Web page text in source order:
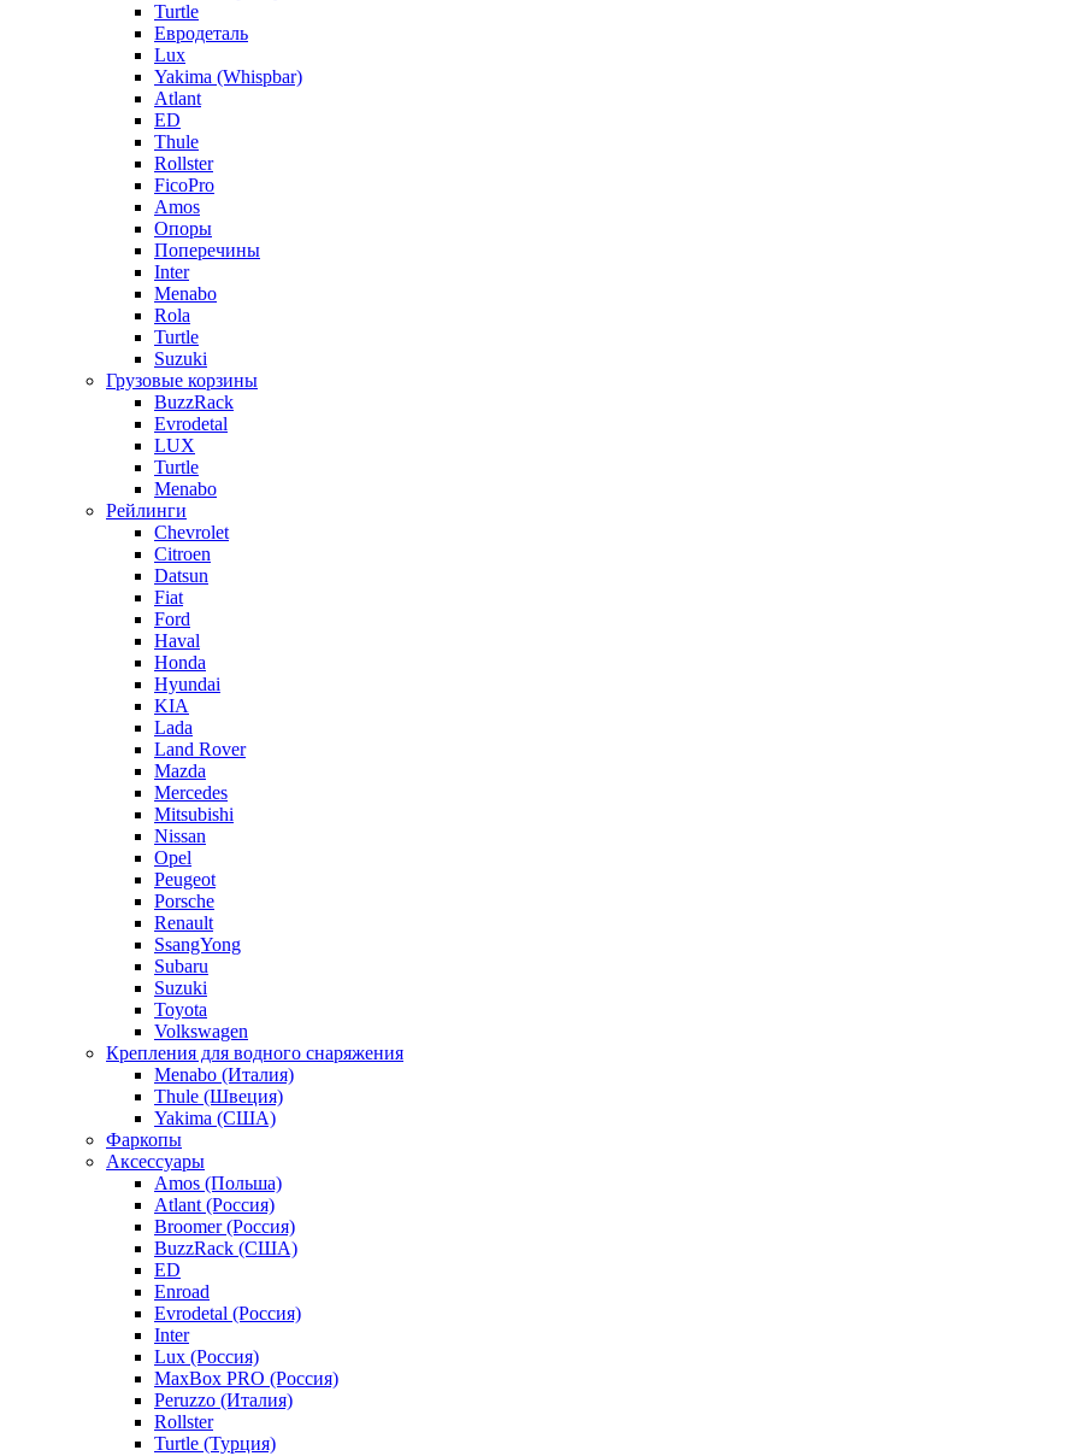
Turtle
Евродеталь
Lux
Yakima (Whispbar)
Atlant
ED
Thule
Rollster
FicoPro
Amos
Опоры
Поперечины
Inter
Menabo
Rola
Turtle
Suzuki
Грузовые корзины
BuzzRack
Evrodetal
LUX
Turtle
Menabo
Рейлинги
Chevrolet
Citroen
Datsun
Fiat
Ford
Haval
Honda
Hyundai
KIA
Lada
Land Rover
Mazda
Mercedes
Mitsubishi
Nissan
Opel
Peugeot
Porsche
Renault
SsangYong
Subaru
Suzuki
Toyota
Volkswagen
Крепления для водного снаряжения
Menabo (Италия)
Thule (Швеция)
Yakima (США)
Фаркопы
Аксессуары
Amos (Польша)
Atlant (Россия)
Broomer (Россия)
BuzzRack (США)
ED
Enroad
Evrodetal (Россия)
Inter
Lux (Россия)
MaxBox PRO (Россия)
Peruzzo (Италия)
Rollster
Turtle (Турция)